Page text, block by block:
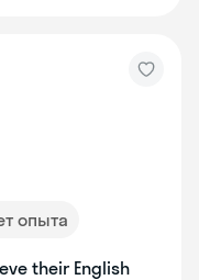
опыта
their English